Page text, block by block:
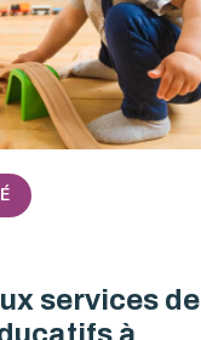
services de